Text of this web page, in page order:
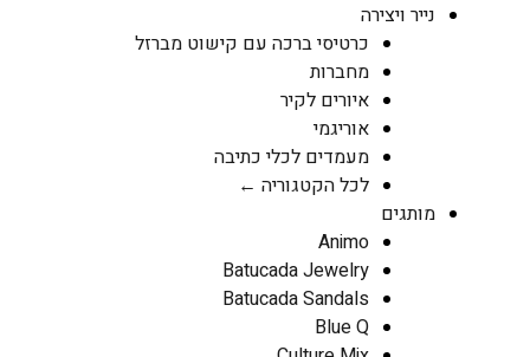
נייר ויצירה
כרטיסי ברכה עם קישוט מברזל
מחברות
איורים לקיר
אוריגמי
מעמדים לכלי כתיבה
לכל הקטגוריה ←
מותגים
Animo
Batucada Jewelry
Batucada Sandals
Blue Q